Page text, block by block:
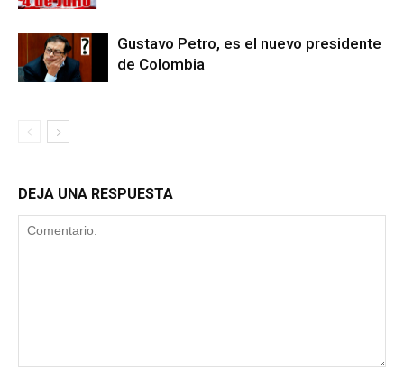
Gustavo Petro, es el nuevo presidente
de Colombia
DEJA UNA RESPUESTA